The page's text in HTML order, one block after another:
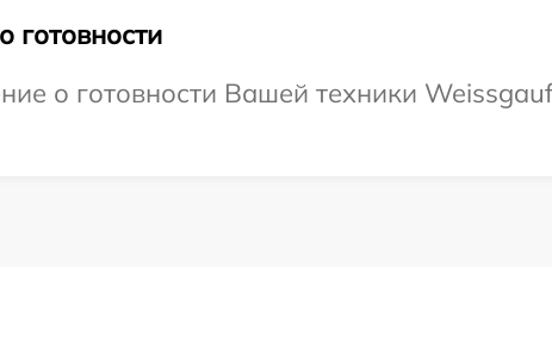
о готовности Вашей техники